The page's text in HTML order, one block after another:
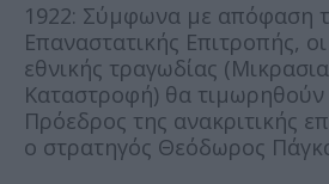
1922: Σύμφωνα με απόφαση
Επαναστατικής Επιτροπής,
εθνικής τραγωδίας
Καταστροφή) θα τιμωρηθούν
Πρόεδρος της ανακριτικής
ο στρατηγός Θεόδωρος